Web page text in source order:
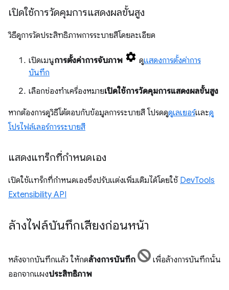
เปิดใช้การวัดคุมการแสดงผลขั้นสูง
วิธีดูการวัดประสิทธิภาพการระบายสีโดยละเอียด
เปิดเมนูการตั้งค่าการจับภาพ ดูแสดงการตั้งค่าการ
บันทึก
เลือกช่องทําเครื่องหมายเปิดใช้การวัดคุมการแสดงผลขั้นสูง
หากต้องการดูวิธีโต้ตอบกับข้อมูลการระบายสี โปรดดูดูเลเยอร์และดู
โปรไฟล์เลอร์การระบายสี
แสดงแทร็กที่กำหนดเอง
เปิดใช้แทร็กที่กำหนดเองซึ่งปรับแต่งเพิ่มเติมได้โดยใช้ DevTools
Extensibility API
ล้างไฟล์บันทึกเสียงก่อนหน้า
หลังจากบันทึกแล้ว ให้กดล้างการบันทึก
เพื่อล้างการบันทึกนั้น
ออกจากแผงประสิทธิภาพ